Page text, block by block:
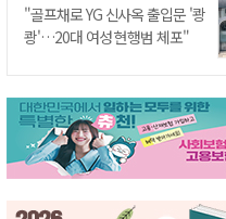
"골프채로 YG 신사옥 출입문 '쾅
쾅'…20대 여성 현행범 체포"